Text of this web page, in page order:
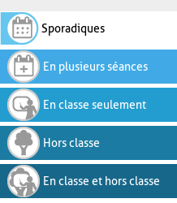
Sporadiques
En plusieurs séances
En classe seulement
Hors classe
En classe et hors classe